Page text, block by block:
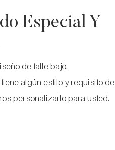
Especial Y
de talle bajo.
algún estilo y requisito de
personalizarlo para usted.